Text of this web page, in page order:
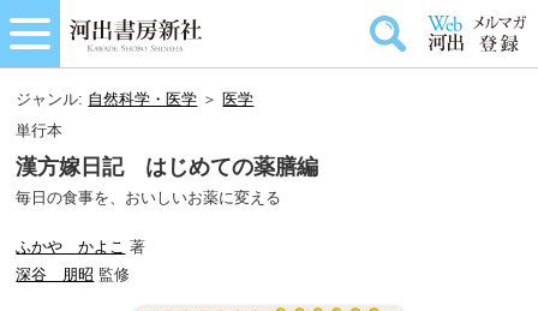
ジャンル: 自然科学・医学 ＞ 医学
単行本
漢方嫁日記 はじめての薬膳編
毎日の食事を、おいしいお薬に変える
ふかや かよこ 著
深谷 朋昭 監修